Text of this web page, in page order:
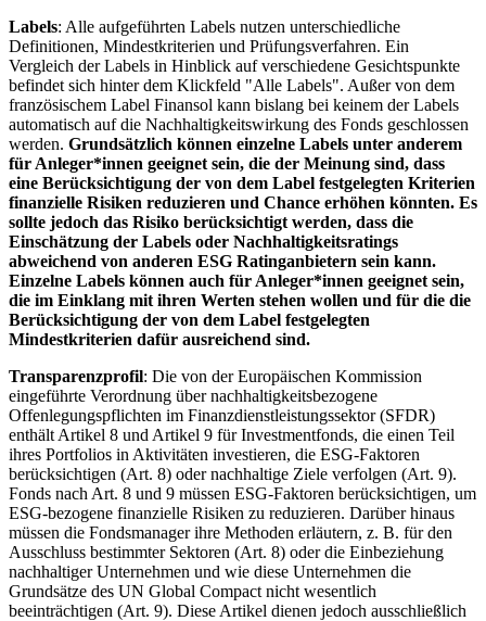
Labels: Alle aufgeführten Labels nutzen unterschiedliche
Definitionen, Mindestkriterien und Prüfungsverfahren. Ein
Vergleich der Labels in Hinblick auf verschiedene Gesichtspunkte
befindet sich hinter dem Klickfeld "Alle Labels". Außer von dem
französischem Label Finansol kann bislang bei keinem der Labels
automatisch auf die Nachhaltigkeitswirkung des Fonds geschlossen
werden. Grundsätzlich können einzelne Labels unter anderem
für Anleger*innen geeignet sein, die der Meinung sind, dass
eine Berücksichtigung der von dem Label festgelegten Kriterien
finanzielle Risiken reduzieren und Chance erhöhen könnten. Es
sollte jedoch das Risiko berücksichtigt werden, dass die
Einschätzung der Labels oder Nachhaltigkeitsratings
abweichend von anderen ESG Ratinganbietern sein kann.
Einzelne Labels können auch für Anleger*innen geeignet sein,
die im Einklang mit ihren Werten stehen wollen und für die die
Berücksichtigung der von dem Label festgelegten
Mindestkriterien dafür ausreichend sind.
Transparenzprofil: Die von der Europäischen Kommission
eingeführte Verordnung über nachhaltigkeitsbezogene
Offenlegungspflichten im Finanzdienstleistungssektor (SFDR)
enthält Artikel 8 und Artikel 9 für Investmentfonds, die einen Teil
ihres Portfolios in Aktivitäten investieren, die ESG-Faktoren
berücksichtigen (Art. 8) oder nachhaltige Ziele verfolgen (Art. 9).
Fonds nach Art. 8 und 9 müssen ESG-Faktoren berücksichtigen, um
ESG-bezogene finanzielle Risiken zu reduzieren. Darüber hinaus
müssen die Fondsmanager ihre Methoden erläutern, z. B. für den
Ausschluss bestimmter Sektoren (Art. 8) oder die Einbeziehung
nachhaltiger Unternehmen und wie diese Unternehmen die
Grundsätze des UN Global Compact nicht wesentlich
beeinträchtigen (Art. 9). Diese Artikel dienen jedoch ausschließlich